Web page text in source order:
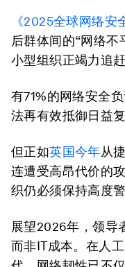
《2025全球网络安
后群体间的“网络不
小型组织正竭力追赶
有71%的网络安全
法再有效抵御日益
但正如英国今年从
连遭受高昂代价的
织仍必须保持高度警
展望2026年，领导
而非IT成本。在人